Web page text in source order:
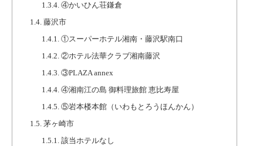
1.3.4.④かいひん荘鎌倉
1.4.藤沢市
1.4.1.①スーパーホテル湘南・藤沢駅南口
1.4.2.②ホテル法華クラブ湘南藤沢
1.4.3.③PLAZA annex
1.4.4.④湘南江の島 御料理旅館 恵比寿屋
1.4.5.⑤岩本楼本館（いわもとろうほんかん）
1.5.茅ヶ崎市
1.5.1.該当ホテルなし